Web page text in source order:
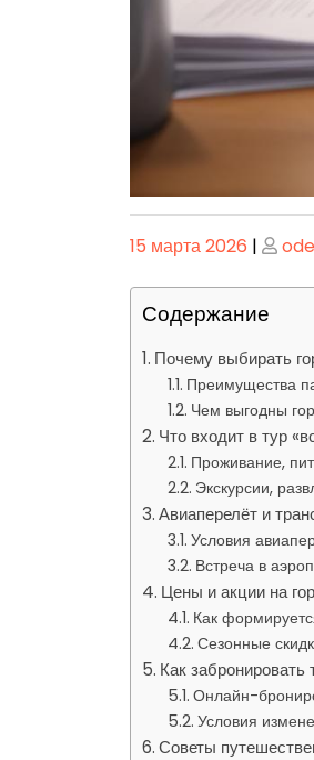
Опубликовано
15 марта 2026 |
Содержание
Почему выбирать
Преимущества
Чем выгодны
Что входит в тур
Проживание,
Экскурсии,
Авиаперелёт и
Условия
Встреча в
Цены и акции на
Как
Сезонные
Как
Онлайн-
Условия
Советы